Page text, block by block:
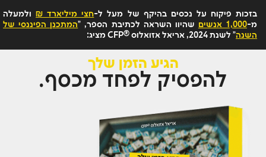
בזכות פיקוח על נכסים בהיקף של מעל ל-חצי מיליארד ₪
ולמעלה
מ-1,000 אנשים שהיוו השראה לכתיבת הספר, "המתכנן הפיננסי של
השנה" לשנת 2024, אריאל אזואלוס ®CFP מציג:
הגיע הזמן שלך
להפסיק לפחד מכסף.